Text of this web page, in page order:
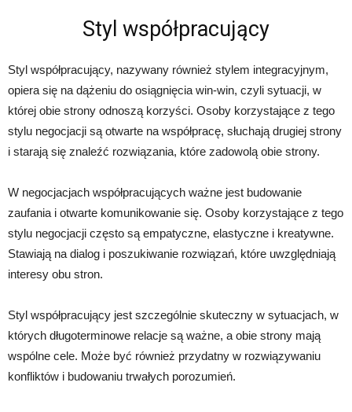
Styl współpracujący
Styl współpracujący, nazywany również stylem integracyjnym,
opiera się na dążeniu do osiągnięcia win-win, czyli sytuacji, w
której obie strony odnoszą korzyści. Osoby korzystające z tego
stylu negocjacji są otwarte na współpracę, słuchają drugiej strony
i starają się znaleźć rozwiązania, które zadowolą obie strony.
W negocjacjach współpracujących ważne jest budowanie
zaufania i otwarte komunikowanie się. Osoby korzystające z tego
stylu negocjacji często są empatyczne, elastyczne i kreatywne.
Stawiają na dialog i poszukiwanie rozwiązań, które uwzględniają
interesy obu stron.
Styl współpracujący jest szczególnie skuteczny w sytuacjach, w
których długoterminowe relacje są ważne, a obie strony mają
wspólne cele. Może być również przydatny w rozwiązywaniu
konfliktów i budowaniu trwałych porozumień.